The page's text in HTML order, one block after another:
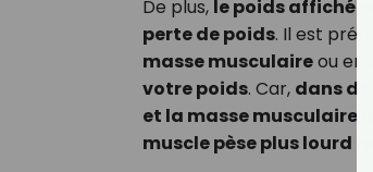
De plus, le poids affiché
perte de poids. Il est
masse musculaireou
votre poids. Car, dans
et la masse musculaire
muscle pèse plus lourd